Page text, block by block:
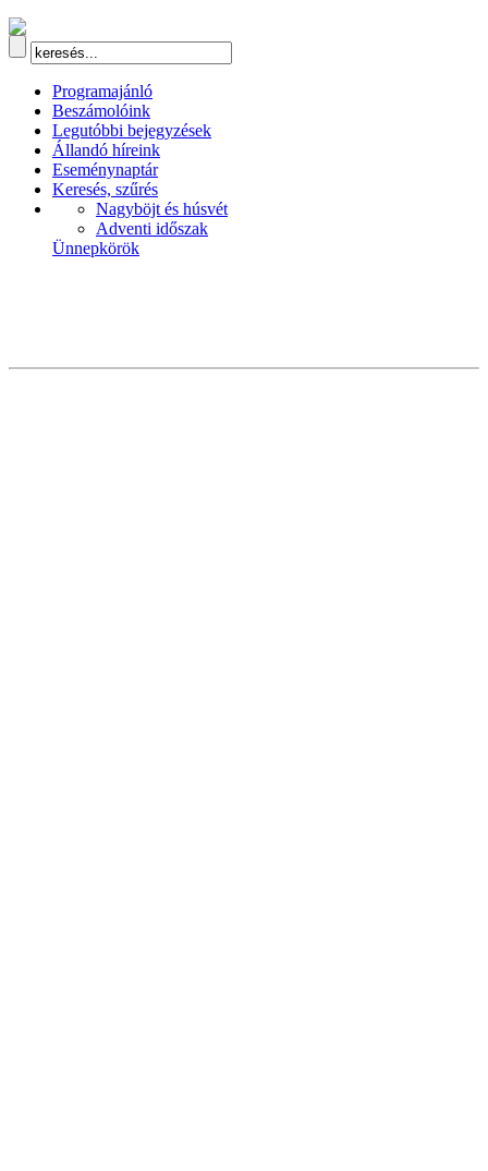
Programajánló
Beszámolóink
Legutóbbi bejegyzések
Állandó híreink
Eseménynaptár
Keresés, szűrés
Nagyböjt és húsvét
Adventi időszak
Ünnepkörök